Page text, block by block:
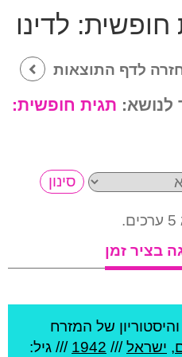
חופשית: לדינו
לדף התוצאות
תגית חופשית:
בציר זמן
של המזרח
, ישראל///
1942 /// גיל: